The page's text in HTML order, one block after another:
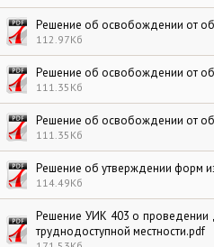
Решение об освобождении от
112.97Кб
Решение об освобождении от
111.35Кб
Решение об освобождении от
111.35Кб
Решение об утверждении форм
114.49Кб
Решение УИК 403 о проведении
труднодоступной местности.pdf